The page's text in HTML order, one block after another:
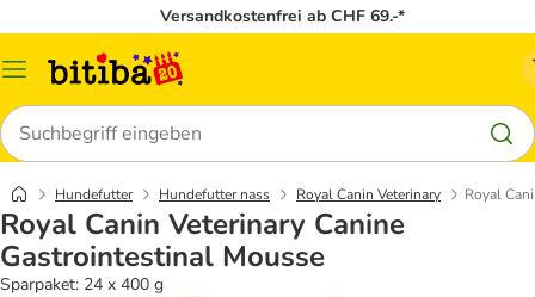
Versandkostenfrei ab CHF 69.-*
Menü
Suchen
Hundefutter Hundefutter nass Royal Canin Veterinary Royal
Royal Canin Veterinary Canine
Gastrointestinal Mousse
Sparpaket: 24 x 400 g